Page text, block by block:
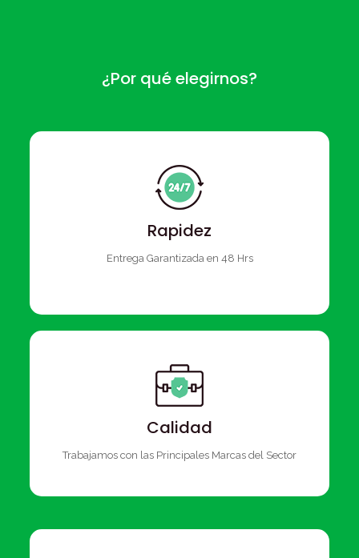
¿Por qué elegirnos?
Rapidez
Entrega Garantizada en 48 Hrs
Calidad
Trabajamos con las Principales Marcas del Sector